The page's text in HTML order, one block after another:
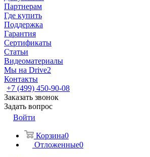
Партнерам
Где купить
Поддержка
Гарантия
Сертификаты
Статьи
Видеоматериалы
Мы на Drive2
Контакты
+7 (499) 450-90-08
Заказать звонок
Задать вопрос
Войти
Корзина0
Отложенные0